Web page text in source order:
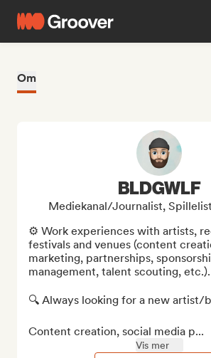
Om
BLDGWLF
Mediekanal/journalist,
⚙️ Work experiences with artists,
festivals and venues (content
marketing, partnerships,
management, talent scouting, etc.).
🔍 Always looking for a new artist/
Content creation, social media p...
Vis mer